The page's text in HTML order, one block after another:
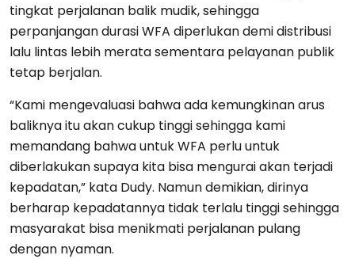
tingkat perjalanan balik mudik, sehingga
perpanjangan durasi WFA diperlukan demi distribusi
lalu lintas lebih merata sementara pelayanan publik
tetap berjalan.
“Kami mengevaluasi bahwa ada kemungkinan arus
baliknya itu akan cukup tinggi sehingga kami
memandang bahwa untuk WFA perlu untuk
diberlakukan supaya kita bisa mengurai akan terjadi
kepadatan,” kata Dudy. Namun demikian, dirinya
berharap kepadatannya tidak terlalu tinggi sehingga
masyarakat bisa menikmati perjalanan pulang
dengan nyaman.